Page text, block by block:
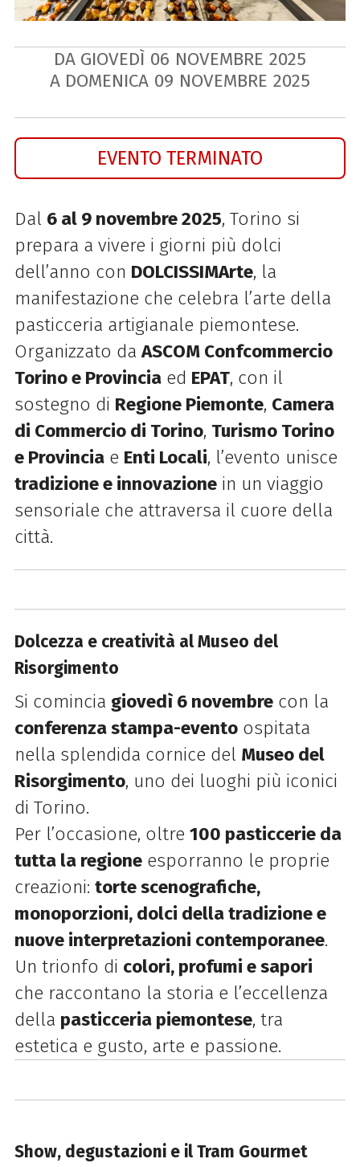
DA GIOVEDÌ 06 NOVEMBRE 2025
A DOMENICA 09 NOVEMBRE 2025
EVENTO TERMINATO
Dal 6 al 9 novembre 2025, Torino si
prepara a vivere i giorni più dolci
dell’anno con DOLCISSIMArte, la
manifestazione che celebra l’arte della
pasticceria artigianale piemontese.
Organizzato daASCOM Confcommercio
Torino e Provinciaed EPAT, con il
sostegno di Regione Piemonte, Camera
di Commercio di Torino, Turismo Torino
e Provinciae Enti Locali, l’evento unisce
tradizione e innovazionein un viaggio
sensoriale che attraversa il cuore della
città.
Dolcezza e creatività al Museo del
Risorgimento
Si comincia giovedì 6 novembrecon la
conferenza stampa-eventoospitata
nella splendida cornice del Museo del
Risorgimento, uno dei luoghi più iconici
di Torino.
Per l’occasione, oltre 100 pasticcerie da
tutta la regioneesporranno le proprie
creazioni: torte scenografiche,
monoporzioni, dolci della tradizione e
nuove interpretazioni contemporanee.
Un trionfo di colori, profumi e sapori
che raccontano la storia e l’eccellenza
della pasticceria piemontese, tra
estetica e gusto, arte e passione.
Show, degustazioni e il Tram Gourmet